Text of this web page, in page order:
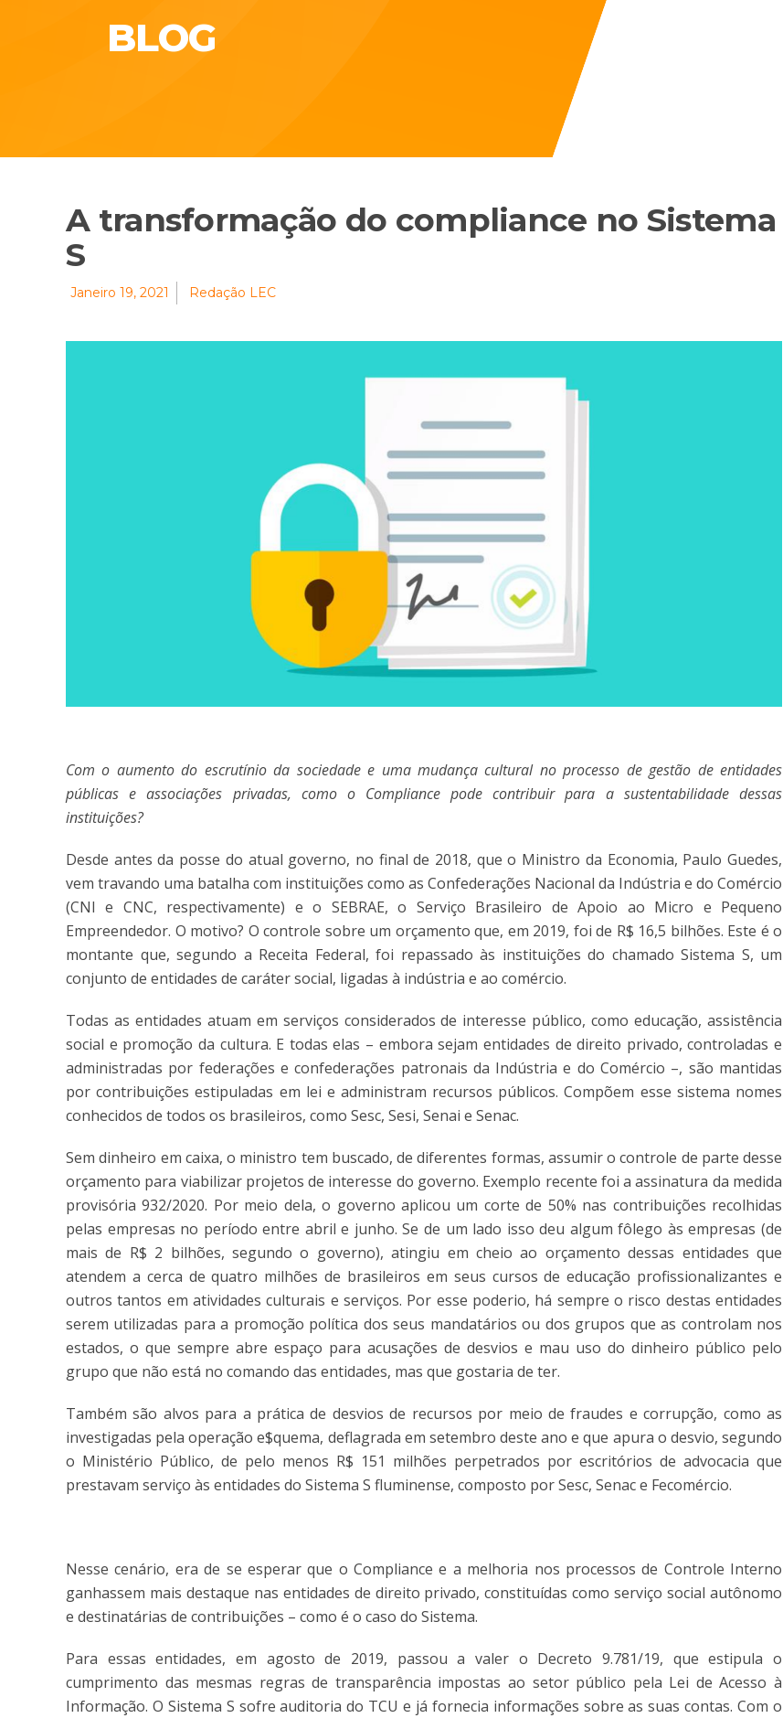
BLOG
A transformação do compliance no Sistema
S
Janeiro 19, 2021 Redação LEC
Com o aumento do escrutínio da sociedade e uma mudança cultural no processo de gestão de entidades
públicas e associações privadas, como o Compliance pode contribuir para a sustentabilidade dessas
instituições?
Desde antes da posse do atual governo, no final de 2018, que o Ministro da Economia, Paulo Guedes,
vem travando uma batalha com instituições como as Confederações Nacional da Indústria e do Comércio
(CNI e CNC, respectivamente) e o SEBRAE, o Serviço Brasileiro de Apoio ao Micro e Pequeno
Empreendedor. O motivo? O controle sobre um orçamento que, em 2019, foi de R$ 16,5 bilhões. Este é o
montante que, segundo a Receita Federal, foi repassado às instituições do chamado Sistema S, um
conjunto de entidades de caráter social, ligadas à indústria e ao comércio.
Todas as entidades atuam em serviços considerados de interesse público, como educação, assistência
social e promoção da cultura. E todas elas – embora sejam entidades de direito privado, controladas e
administradas por federações e confederações patronais da Indústria e do Comércio –, são mantidas
por contribuições estipuladas em lei e administram recursos públicos. Compõem esse sistema nomes
conhecidos de todos os brasileiros, como Sesc, Sesi, Senai e Senac.
Sem dinheiro em caixa, o ministro tem buscado, de diferentes formas, assumir o controle de parte desse
orçamento para viabilizar projetos de interesse do governo. Exemplo recente foi a assinatura da medida
provisória 932/2020. Por meio dela, o governo aplicou um corte de 50% nas contribuições recolhidas
pelas empresas no período entre abril e junho. Se de um lado isso deu algum fôlego às empresas (de
mais de R$ 2 bilhões, segundo o governo), atingiu em cheio ao orçamento dessas entidades que
atendem a cerca de quatro milhões de brasileiros em seus cursos de educação profissionalizantes e
outros tantos em atividades culturais e serviços. Por esse poderio, há sempre o risco destas entidades
serem utilizadas para a promoção política dos seus mandatários ou dos grupos que as controlam nos
estados, o que sempre abre espaço para acusações de desvios e mau uso do dinheiro público pelo
grupo que não está no comando das entidades, mas que gostaria de ter.
Também são alvos para a prática de desvios de recursos por meio de fraudes e corrupção, como as
investigadas pela operação e$quema, deflagrada em setembro deste ano e que apura o desvio, segundo
o Ministério Público, de pelo menos R$ 151 milhões perpetrados por escritórios de advocacia que
prestavam serviço às entidades do Sistema S fluminense, composto por Sesc, Senac e Fecomércio.
Nesse cenário, era de se esperar que o Compliance e a melhoria nos processos de Controle Interno
ganhassem mais destaque nas entidades de direito privado, constituídas como serviço social autônomo
e destinatárias de contribuições – como é o caso do Sistema.
Para essas entidades, em agosto de 2019, passou a valer o Decreto 9.781/19, que estipula o
cumprimento das mesmas regras de transparência impostas ao setor público pela Lei de Acesso à
Informação. O Sistema S sofre auditoria do TCU e já fornecia informações sobre as suas contas. Com o